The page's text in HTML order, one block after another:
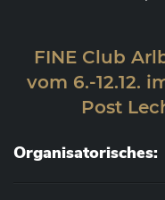
FINE Club
vom 6.-12.12.
Post
Organisatorisches: